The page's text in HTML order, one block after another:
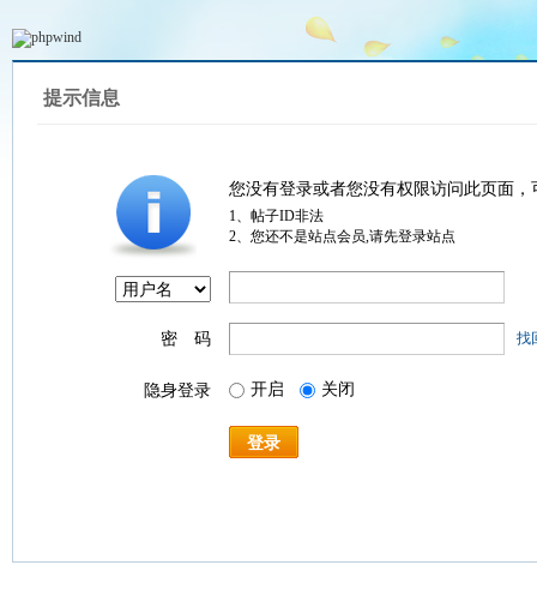
提示信息
您没有登录或者您没有权限访问此页面
1、帖子ID非法
2、您还不是站点会员,请先登录站点
密 码 找
隐身登录 开启 关闭
登录